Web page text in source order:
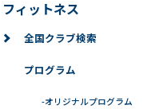
フィットネス
全国クラブ検索
プログラム
-オリジナルプログラム